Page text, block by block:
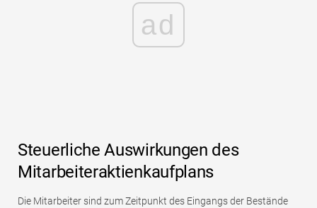
ad
Steuerliche Auswirkungen des
Mitarbeiteraktienkaufplans
Die Mitarbeiter sind zum Zeitpunkt des Eingangs der Bestände